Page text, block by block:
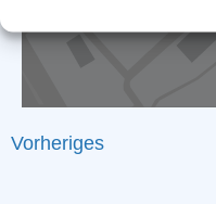
Vorheriges